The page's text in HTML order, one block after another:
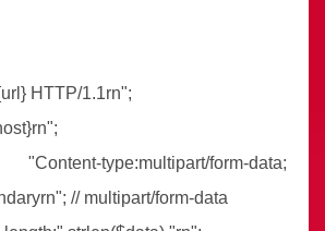
HTTP/1.1rn";
type:multipart/form-data;
// multipart/form-data